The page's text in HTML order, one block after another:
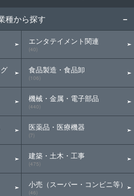
種から探す
エンタテイメント関連
(40)
食品製造・食品卸
(106)
機械・金属・電子部品
(440)
医薬品・医療機器
(7)
建築・土木・工事
(475)
小売（スーパー・コンビニ等）
(46)